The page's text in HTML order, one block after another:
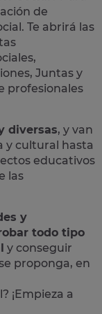
de
Te abrirá las
Juntas y
profesionales
diversas, y van
y cultural hasta
educativos
las
y
todo tipo
y conseguir
proponga, en
¡Empieza a